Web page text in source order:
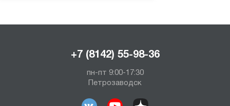
+7 (8142) 55-98-36
пн-пт 9:00-17:30
Петрозаводск